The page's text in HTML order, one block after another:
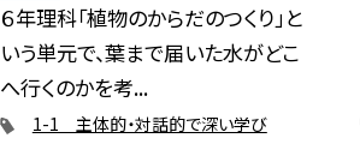
６年理科「植物のからだのつくり」と
いう単元で、葉まで届いた水がどこ
へ行くのかを考...
1-1 主体的・対話的で深い学び